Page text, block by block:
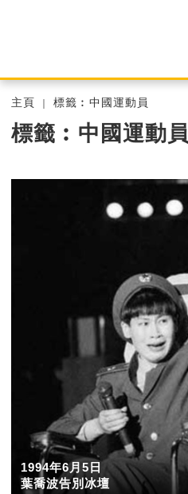
主頁 標籤︰中國運動員
標籤︰中國運動員
1994年6月5日
葉喬波告別冰壇